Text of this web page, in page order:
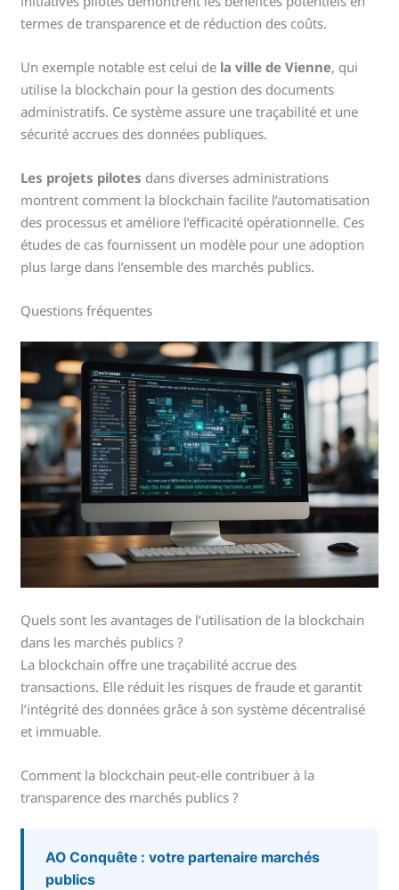
termes de transparence et de réduction des coûts.
Un exemple notable est celui de la ville de Vienne, qui
utilise la blockchain pour la gestion des documents
administratifs. Ce système assure une traçabilité et une
sécurité accrues des données publiques.
Les projets pilotes dans diverses administrations
montrent comment la blockchain facilite l’automatisation
des processus et améliore l’efficacité opérationnelle. Ces
études de cas fournissent un modèle pour une adoption
plus large dans l’ensemble des marchés publics.
Questions fréquentes
Quels sont les avantages de l’utilisation de la blockchain
dans les marchés publics ?
La blockchain offre une traçabilité accrue des
transactions. Elle réduit les risques de fraude et garantit
l’intégrité des données grâce à son système décentralisé
et immuable.
Comment la blockchain peut-elle contribuer à la
transparence des marchés publics ?
AO Conquête : votre partenaire marchés
publics